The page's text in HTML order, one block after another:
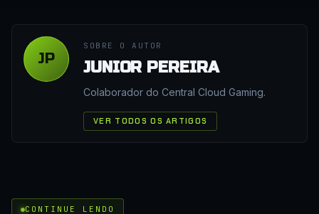
JP
SOBRE O AUTOR
JUNIOR PEREIRA
Colaborador do Central Cloud Gaming.
VER TODOS OS ARTIGOS
CONTINUE LENDO